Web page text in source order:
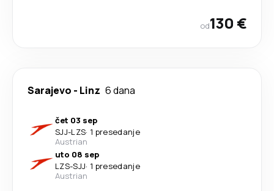
od130 €
Sarajevo - Linz 6 dana
čet 03 sep
SJJ-LZS· 1 presedanje
Austrian
uto 08 sep
LZS-SJJ· 1 presedanje
Austrian